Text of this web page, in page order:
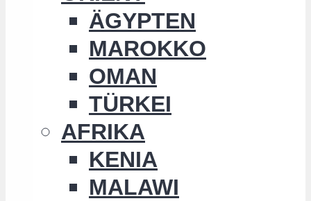
ÄGYPTEN
MAROKKO
OMAN
TÜRKEI
AFRIKA
KENIA
MALAWI